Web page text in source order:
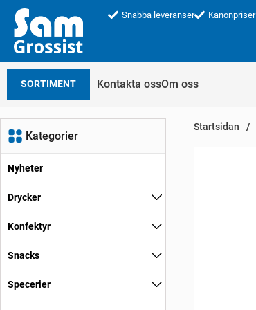
Snabba leveranser Kanonpriser
SORTIMENT Kontakta ossOm oss
Kategorier
Nyheter
Drycker
Konfektyr
Snacks
Specerier
Startsidan